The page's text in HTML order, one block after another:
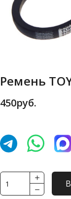
Ремень
450руб.
Количество
товара